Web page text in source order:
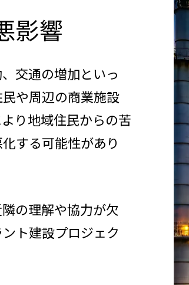
影響
交通の増加といっ
や周辺の商業施設
り地域住民からの苦
する可能性があり
の理解や協力が欠
ト建設プロジェク